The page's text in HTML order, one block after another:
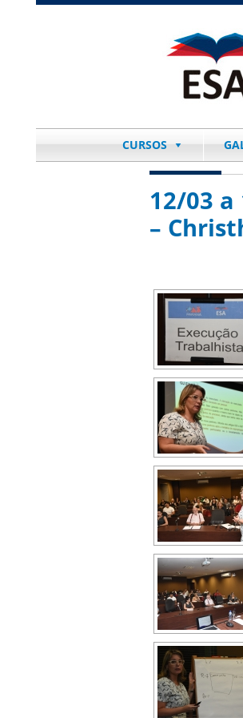
CURSOS
12/03 a
–